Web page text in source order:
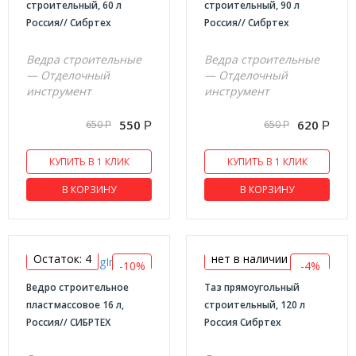
Наборы для установки дверных замков
Ножницы по ПВХ
Круги зачистные по металлу
Чашки алмазные
Круги лепестковые
Круги отрезные по камню
Круги отрезные по металлу
Сверла Форстнера
строительный, 60 л
Россия// Сибртех
Ведра строительные
— Отделочный
инструмент
650Р 550 Р
КУПИТЬ В 1 КЛИК
В КОРЗИНУ
строительный, 90 л
Россия// Сибртех
Ведра строительные
— Отделочный
инструмент
650Р 620 Р
КУПИТЬ В 1 КЛИК
В КОРЗИНУ
-10%
Остаток: 4
Ведро строительное
пластмассовое 16 л,
Россия// СИБРТЕХ
-4%
нет в наличии
Таз прямоугольный
строительный, 120 л
Россия Сибртех